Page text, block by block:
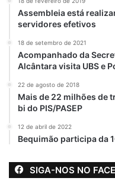
Assembleia está
servidores efetivos
18 de setembro de 2021
Acompanhado da
Alcântara visita UBS e
22 de agosto de 2018
Mais de 22 milhões de
bi do PIS/PASEP
12 de abril de 2022
Bequimão participa da
SIGA-NOS NO